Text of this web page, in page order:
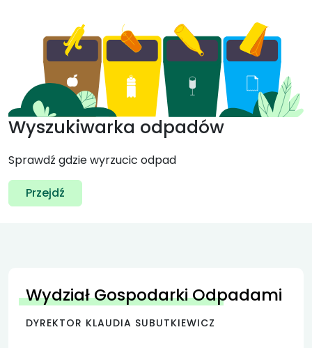
Wyszukiwarka odpadów
Sprawdź gdzie wyrzucic odpad
Przejdź
Wydział Gospodarki Odpadami
DYREKTOR KLAUDIA SUBUTKIEWICZ